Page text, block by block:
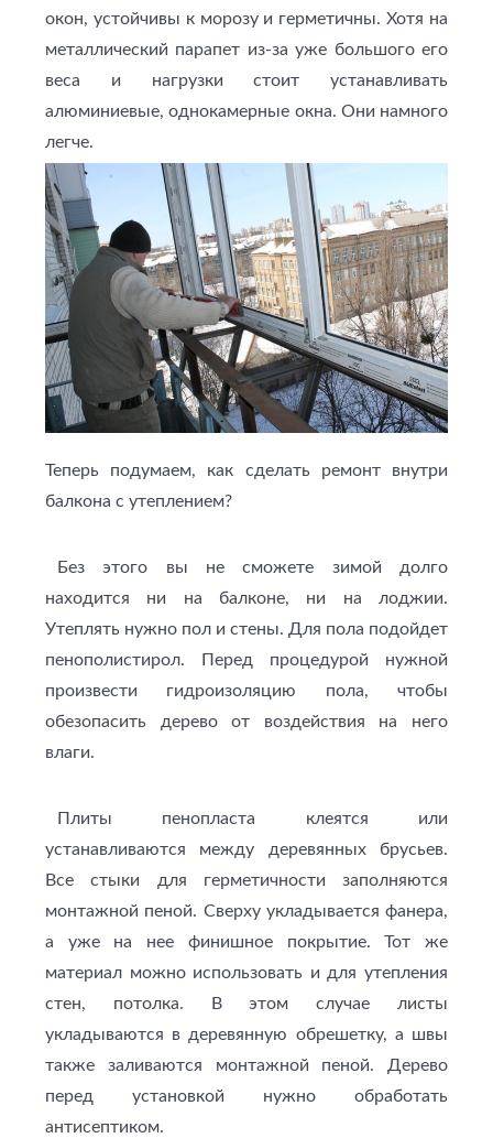
окон, устойчивы к морозу и герметичны. Хотя на
металлический парапет из-за уже большого его
веса и нагрузки стоит устанавливать
алюминиевые, однокамерные окна. Они намного
легче.
Теперь подумаем, как сделать ремонт внутри
балкона с утеплением?
Без этого вы не сможете зимой долго
находится ни на балконе, ни на лоджии.
Утеплять нужно пол и стены. Для пола подойдет
пенополистирол. Перед процедурой нужной
произвести гидроизоляцию пола, чтобы
обезопасить дерево от воздействия на него
влаги.
Плиты пенопласта клеятся или
устанавливаются между деревянных брусьев.
Все стыки для герметичности заполняются
монтажной пеной. Сверху укладывается фанера,
а уже на нее финишное покрытие. Тот же
материал можно использовать и для утепления
стен, потолка. В этом случае листы
укладываются в деревянную обрешетку, а швы
также заливаются монтажной пеной. Дерево
перед установкой нужно обработать
антисептиком.